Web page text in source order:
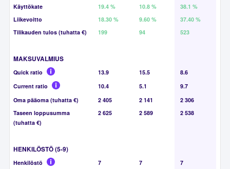
Käyttökate
19.4 % 10.8 %
38.1 %
Liikevoitto
18.30 % 9.60 %
37.40 %
Tilikauden tulos (tuhatta €)
199 94 523
MAKSUVALMIUS
Quick ratio 13.9 15.5
8.6
Current ratio
10.4 5.1
9.7
Oma pääoma (tuhatta €)
2 405 2 141
2 306
Taseen loppusumma
(tuhatta €)
2 625 2 589 2 538
HENKILÖSTÖ (5-9)
Henkilöstö 7 7
7